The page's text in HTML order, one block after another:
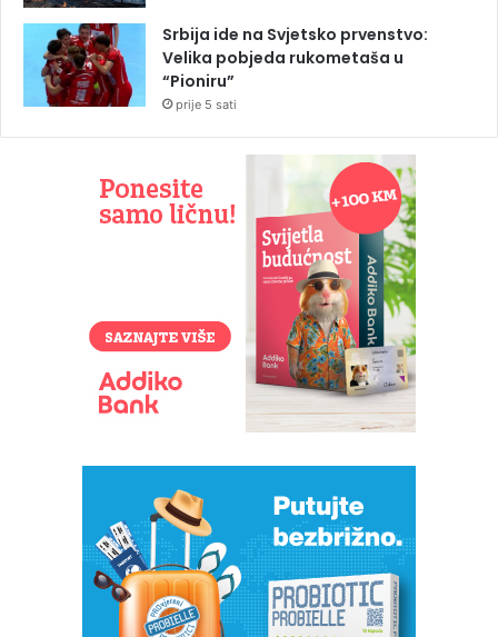
Srbija ide na Svjetsko prvenstvo:
Velika pobjeda rukometaša u
“Pioniru”
prije 5 sati